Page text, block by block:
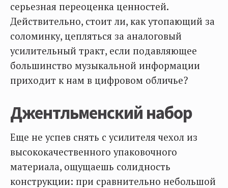
серьезная переоценка ценностей.
Действительно, стоит ли, как утопающий за
соломинку, цепляться за аналоговый
усилительный тракт, если подавляющее
большинство музыкальной информации
приходит к нам в цифровом обличье?
Джентльменский набор
Еще не успев снять с усилителя чехол из
высококачественного упаковочного
материала, ощущаешь солидность
конструкции: при сравнительно небольшой